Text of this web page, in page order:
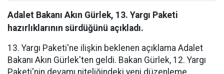
Adalet Bakanı Akın Gürlek, 13. Yargı Paketi
hazırlıklarının sürdüğünü açıkladı.
13. Yargı Paketi'ne ilişkin beklenen açıklama Adalet
Bakanı Akın Gürlek'ten geldi. Bakan Gürlek, 12. Yargı
Paketi'nin devamı niteliğindeki yeni düzenleme